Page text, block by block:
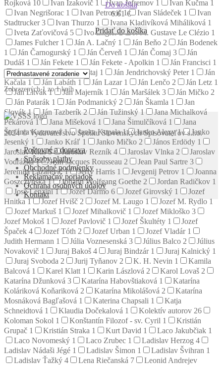
Rojková 10 Ivan Izakovič 1 Ivan Jefremov 1 Ivan Kučma 1
Ivan Negrišorac 1 Ivan Petrovič1 Ivan Sládeček 1
Ivan
Stadtrucker3 Ivan Thurzo 1 Ivana Kladivíková Miháliková 1
Iveta Zaťovičová 5 Ivo Engler2 J. M. Gustave Le Clézio 1
James Fulcher 1 Ján A. Lačný 1 Ján Beňo 2
Ján Bodenek
1
Ján Čarnogurský 1 Ján Červeň 1 Ján Čomaj 3
Ján
Dudáš 1 Ján Fekete 1 Ján Fekete - Apolkin 1 Ján Francisci 1
Ján Hnilica1 Ján Hoštaj 1 Ján Jendrichovský Peter 1
Ján
Kačala 1 Ján Labáth 1 Ján Lazar 1 Ján Lenčo 2 Ján Letz 1
Ján Litvák1 Ján Majerník 1 Ján Maršálek 3 Ján Mičko 2
Ján Patarák 1 Ján Podmanický 2 Ján Škamla 1
Jan
Slovák1 Ján Tazberík 2 Ján Tužinský 1
Jana Michalková
Pekárová 1 Jana Mišeková 1 Jana Šimulčíková 1
Jana
Štefánia Kuzmová1 Janka Kupala1 Janko Alexy1
Janko
Jesenký 1 Janko Kráľ 1 Janko Mičko 2 János Erdödy 1
Jaroslav Klus5 Jaroslav Rezník 4 Jaroslav Vlnka 2
Jaroslav
Vodrážka1 Jean Jacques Rousseau 2 Jean Paul Sartre 3
Jeremija Lazarevič1 Jerry Harris 1 Jevgenij Petrov 1
Joanna
Goszczyńska1 Johann Wolfgang Goethe 2 Jordan Radičkov 1
José Lenzini1 Jozef Darmo 6 Jozef Girovský 1
Jozef
Hnitka 1 Jozef Hvišč 2 Jozef M. Laugo 1 Jozef M. Rydlo 1
Jozef Markuš 1 Jozef Mihalkovič 1 Jozef Mikloško 3
Jozef Mokoš 1 Jozef Pavlovič 1 Jozef Škultéty 1
Jozef
Špaček 4 Jozef Tóth 2 Jozef Urban 1 Jozef Vladár 1
Judith Hermann 1 Júlia Voznesenská 3 Július Balco 2
Július
Novakovič 1 Juraj Bakoš 4 Juraj Bindzár 1 Juraj Kalnický 1
Juraj Svoboda 2 Jurij Tyňanov 2 K. H. Nevin 1
Kamila
Balcová 1 Karel Klatt 1 Karin Lászlová 2 Karol Lovaš 2
Katarína Džunková 3 Katarína Habovštiaková 1
Katarína
Koláriková Koňariková 2 Katarína Mikolášová 2
Katarína
Mosnáková Bagľašová 1 Katerina Chapsali 1
Katja
Schneidtová 1 Klaudia Dočekalová 1 Kolektív autorov 26
Koloman Sokol 1 Konštantín Filozof - sv. Cyril 1
Kristián
Grupač 1 Kristián Straka 1 Kurt David 1 Laco Jakubčiak 1
Laco Novomeský 1 Laco Zrubec 1 Ladislav Herzog 4
Ladislav Nádaši Jégé 1 Ladislav Šimon 1 Ladislav Švihran 1
Ladislav Ťažký 4 Lena Riečanská 7
Leonid Andrejev
Do košíka
6.61€
Pridať do košíka
Zobrazených 1 zo 1 kníh
2024 © Vydavateľstvo Spolku Slovenských Spisovateľov s.r.o.
Poštovné a doprava
Spôsoby platby
Obchodné podmienky
Reklamačný poriadok
Ochrana osobných údajov
Kontakt